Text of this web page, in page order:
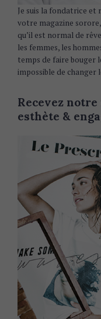
Je suis la fondatrice
votre magazine
qu’il est normal de
les femmes, les
temps de faire bouger
impossible de changer
Recevez
esthète &